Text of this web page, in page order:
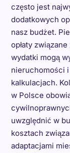
często jest
dodatkowych
nasz budżet.
opłaty
wydatki mogą
nieruchomości
kalkulacjach.
w Polsce
uwzględnić w
kosztach
adaptacjami